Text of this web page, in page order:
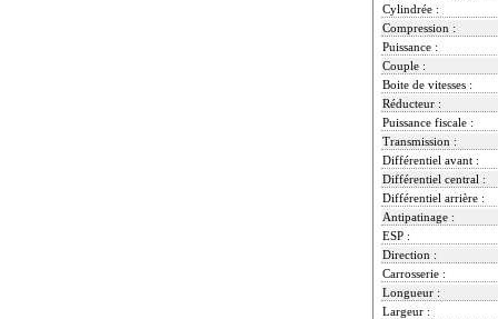
Cylindrée :
Compression :
Puissance :
Couple :
Boite de vitesses :
Réducteur :
Puissance fiscale :
Transmission :
Différentiel avant :
Différentiel central :
Différentiel arrière :
Antipatinage :
ESP :
Direction :
Carrosserie :
Longueur :
Largeur :